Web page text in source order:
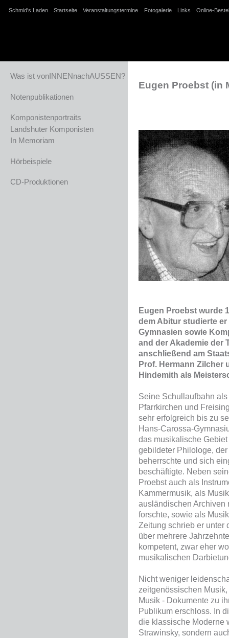
Schmid's Laden Startseite Veranstaltungstermine Fotogalerie Links Online-
Was ist vonINNENnachAUSSEN?
Notenpublikationen
Komponistenportraits
Landshuter Komponisten
In Memoriam
Hörbeispiele
CD-Produktionen
Eugen Proebst (in
Eugen Proebst wurde
dem Abitur studierte
Gymnasien sowie
and der Akademie der
anschließend am
Prof. Hermann Zilcher
Hindemith als
Seine Schullaufbahn
Pfarrkirchen und
sehr erfolgreich bis zu
Hans-Carossa-
das musikalische
gebildeter Philologe,
beherrschte und sich
beschäftigte. Neben
Proebst auch als
Kammermusik, als
ausländischen Archiven
forschte, sowie als
Zeitung schrieb er unter
über mehrere
kompetent, zwar eher
musikalischen
Nicht weniger
zeitgenössischen
Musik - Dokumente zu
Publikum erschloss. In
die klassische Moderne
Strawinsky, sondern